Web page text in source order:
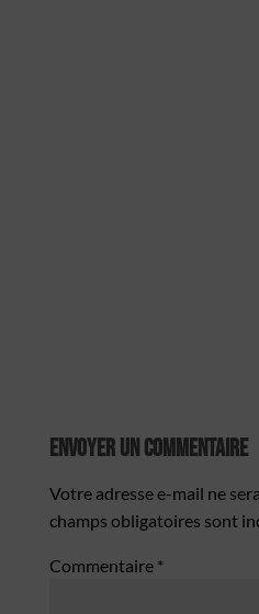
Envoyer Un Commentaire
Votre adresse e-mail ne
champs obligatoires sont
Commentaire *